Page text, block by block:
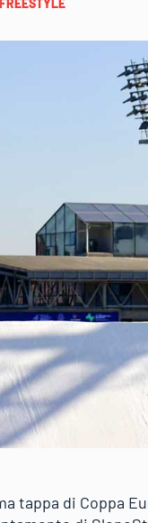
FREESTYLE
tappa di Coppa